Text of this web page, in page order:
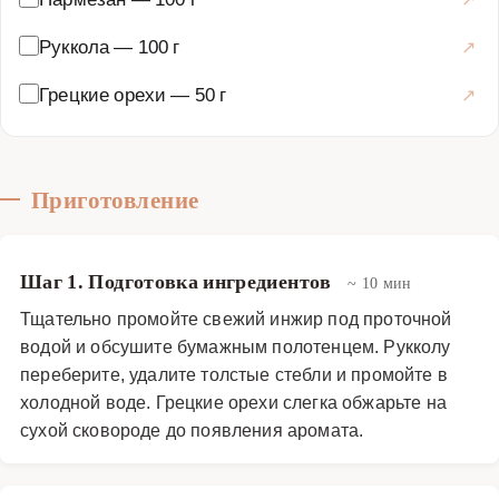
Руккола— 100 г
Грецкие орехи — 50 г
Приготовление
Шаг 1. Подготовка ингредиентов ~ 10 мин
Тщательно промойте свежий инжир под проточной
водой и обсушите бумажным полотенцем. Рукколу
переберите, удалите толстые стебли и промойте в
холодной воде. Грецкие орехи слегка обжарьте на
сухой сковороде до появления аромата.